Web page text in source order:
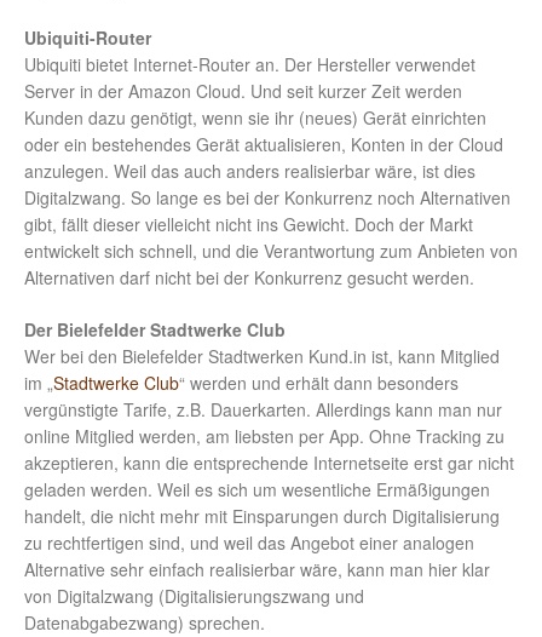
Ubiquiti-Router
Ubiquiti bietet Internet-Router an. Der Hersteller verwendet
Server in der Amazon Cloud. Und seit kurzer Zeit werden
Kunden dazu genötigt, wenn sie ihr (neues) Gerät einrichten
oder ein bestehendes Gerät aktualisieren, Konten in der Cloud
anzulegen. Weil das auch anders realisierbar wäre, ist dies
Digitalzwang. So lange es bei der Konkurrenz noch Alternativen
gibt, fällt dieser vielleicht nicht ins Gewicht. Doch der Markt
entwickelt sich schnell, und die Verantwortung zum Anbieten von
Alternativen darf nicht bei der Konkurrenz gesucht werden.
Der Bielefelder Stadtwerke Club
Wer bei den Bielefelder Stadtwerken Kund.in ist, kann Mitglied
im „Stadtwerke Club“ werden und erhält dann besonders
vergünstigte Tarife, z.B. Dauerkarten. Allerdings kann man nur
online Mitglied werden, am liebsten per App. Ohne Tracking zu
akzeptieren, kann die entsprechende Internetseite erst gar nicht
geladen werden. Weil es sich um wesentliche Ermäßigungen
handelt, die nicht mehr mit Einsparungen durch Digitalisierung
zu rechtfertigen sind, und weil das Angebot einer analogen
Alternative sehr einfach realisierbar wäre, kann man hier klar
von Digitalzwang (Digitalisierungszwang und
Datenabgabezwang) sprechen.